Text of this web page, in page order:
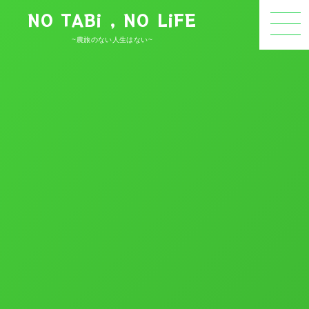
NO TABi , NO LiFE
~農旅のない人生はない~